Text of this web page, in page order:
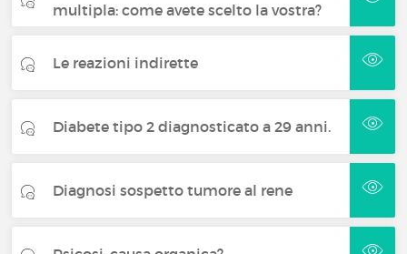
multipla: come avete scelto la vostra?
Le reazioni indirette
Diabete tipo 2 diagnosticato a 29 anni.
Diagnosi sospetto tumore al rene